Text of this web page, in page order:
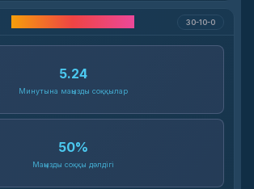
30-10-0
5.24
Минутына маңызды соққылар
50%
Маңызды соққы дәлдігі